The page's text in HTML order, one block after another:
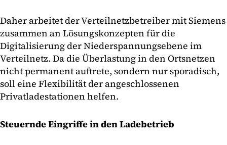
Daher arbeitet der Verteilnetzbetreiber mit Siemens
zusammen an Lösungskonzepten für die
Digitalisierung der Niederspannungsebene im
Verteilnetz. Da die Überlastung in den Ortsnetzen
nicht permanent auftrete, sondern nur sporadisch,
soll eine Flexibilität der angeschlossenen
Privatladestationen helfen.
Steuernde Eingriffe in den Ladebetrieb